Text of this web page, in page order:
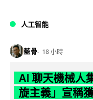
人工智能
藍骨 18 小時
AI 聊天機械人
旋主義」宣稱